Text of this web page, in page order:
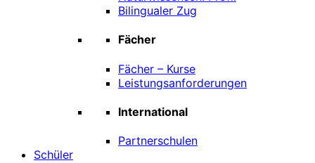
Bilingualer Zug
Fächer
Fächer – Kurse
Leistungsanforderungen
International
Partnerschulen
Schüler